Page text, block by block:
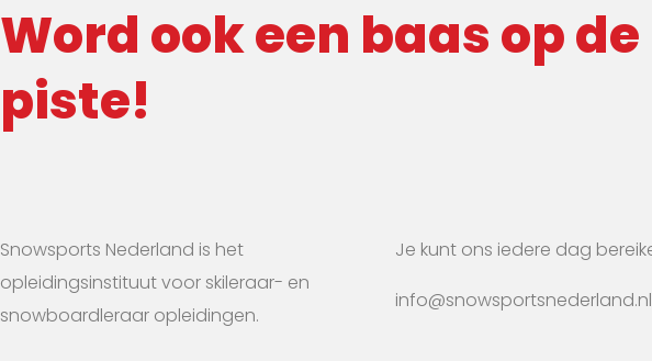
Word ook een baas op de
piste!
Snowsports Nederland is het
opleidingsinstituut voor skileraar- en
snowboardleraar opleidingen.
Je kunt ons iedere dag
info@snowsportsnederland.nl